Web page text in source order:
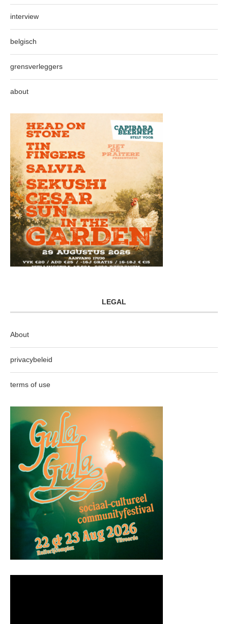
interview
belgisch
grensverleggers
about
LEGAL
About
privacybeleid
terms of use